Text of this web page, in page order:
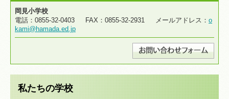
岡見小学校
電話：0855-32-0403 FAX：0855-32-2931 メールアドレス： o
kami@hamada.ed.jp
私たちの学校